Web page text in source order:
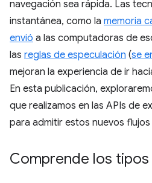
navegación sea rápida. Las
instantánea, como la memoria
envió a las computadoras de
las reglas de especulación (se
mejoran la experiencia de ir
En esta publicación,
que realizamos en las APIs de
para admitir estos nuevos
Comprende los tipos